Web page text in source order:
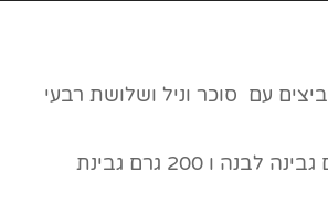
להקציף מעט 3 ביצים עם סוכר וניל ושלושת רבעי
להוסיף 750 גרם גבינה לבנה ו 200 גרם גבינת